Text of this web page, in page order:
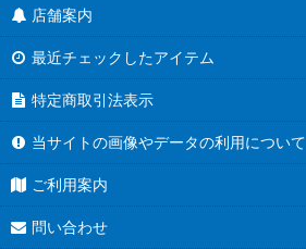
店舗案内
最近チェックしたアイテム
特定商取引法表示
当サイトの画像やデータの利用について
ご利用案内
問い合わせ